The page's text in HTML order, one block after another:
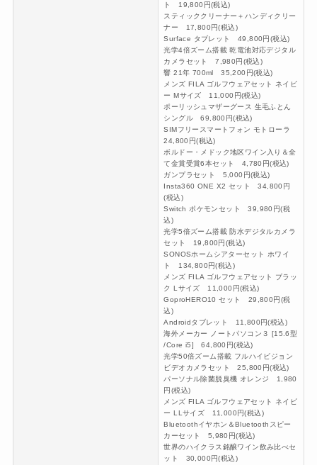
ト 19,800円(税込)
スティッククリーナー＋ハンディクリー
ナー 17,800円(税込)
Surface タブレット 49,800円(税込)
光学4倍ズーム搭載 乾電池対応デジタル
カメラセット 7,980円(税込)
響 21年 700ml 35,200円(税込)
メンズ FILA ゴルフウェアセット ネイビ
ー Mサイズ 11,000円(税込)
ポーリッシュマザーグース 生毛ふとん
シングル 69,800円(税込)
SIMフリースマートフォン モトローラ
24,800円(税込)
ボルドー・メドック地区ワイン入り＆全
て金賞受賞6本セット 4,780円(税込)
ガンプラセット 5,000円(税込)
Insta360 ONE X2 セット 34,800円
(税込)
Switch ポケモンセット 39,980円(税
込)
光学5倍ズーム搭載 防水デジタルカメラ
セット 19,800円(税込)
SONOSホームシアターセット ホワイ
ト 134,800円(税込)
メンズ FILA ゴルフウェアセット ブラッ
ク Lサイズ 11,000円(税込)
GoproHERO10 セット 29,800円(税
込)
Androidタブレット 11,800円(税込)
海外メーカー ノートパソコン３ [15.6型
/Core i5] 64,800円(税込)
光学50倍ズーム搭載 フルハイビジョン
ビデオカメラセット 25,800円(税込)
パーソナル除菌脱臭機 オレンジ 1,980
円(税込)
メンズ FILA ゴルフウェアセット ネイビ
ー LLサイズ 11,000円(税込)
Bluetoothイヤホン＆Bluetoothスピー
カーセット 5,980円(税込)
世界のハイクラス銘醸ワイン飲み比べセ
ット 30,000円(税込)